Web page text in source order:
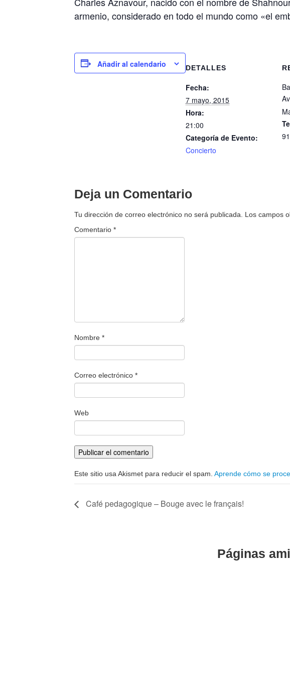
armenio, considerado en todo el mundo como «el
Añadir al calendario DETALLES
Fecha:
7 mayo, 2015
Hora:
21:00
Categoría de Evento:
Concierto
Deja un Comentario
Tu dirección de correo electrónico no será publicada. Los campos
Comentario *
Nombre *
Correo electrónico *
Web
Este sitio usa Akismet para reducir el spam. Aprende cómo se
Café pedagogique – Bouge avec le français!
Páginas